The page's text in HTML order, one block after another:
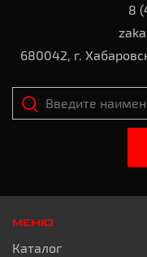
8
680042, г.
МЕНЮ
Каталог